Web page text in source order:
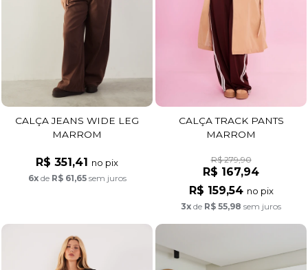
CALÇA JEANS WIDE LEG
MARROM
R$ 351,41 no pix
6xde R$ 61,65sem juros
CALÇA TRACK PANTS
MARROM
R$ 279,90
R$ 167,94
R$ 159,54 no pix
3x de R$ 55,98 sem juros